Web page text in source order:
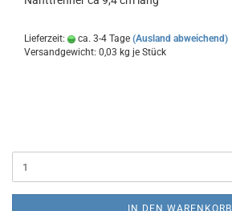
Lieferzeit: ca. 3-4 Tage (Ausland abweichend)
Versandgewicht: 0,03 kg je Stück
IN DEN WARENKORB